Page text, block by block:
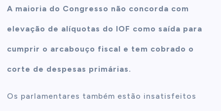
A maioria do Congresso não concorda com
elevação de alíquotas do IOF como saída para
cumprir o arcabouço fiscal e tem cobrado o
corte de despesas primárias.
Os parlamentares também estão insatisfeitos